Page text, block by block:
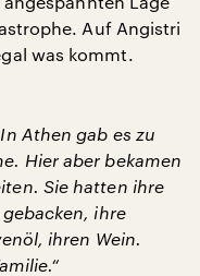
Auf Angistri
was kommt.
Athen gab es zu
Hier aber bekamen
Sie hatten ihre
ihre
ihren Wein.